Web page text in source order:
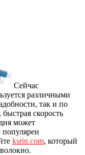
Сейчас
различными
так и по
скорость
может
ksrin.com, который